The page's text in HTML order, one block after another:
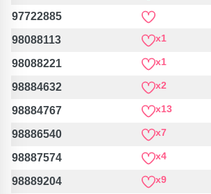
97722885
98088113 x1
98088221 x1
98884632 x2
98884767 x13
98886540 x7
98887574 x4
98889204 x9